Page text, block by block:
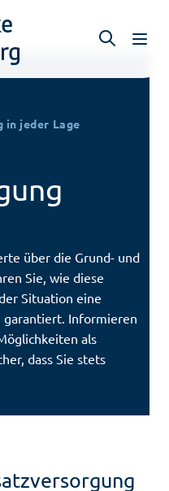
N
v
f
in jeder Lage
über die Grund- und
Sie, wie diese
Situation eine
garantiert. Informieren
als
dass Sie stets